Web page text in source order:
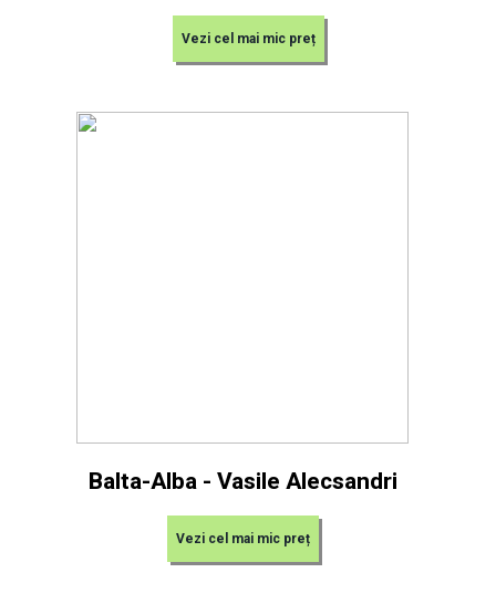
Vezi cel mai mic preț
Balta-Alba - Vasile Alecsandri
Vezi cel mai mic preț